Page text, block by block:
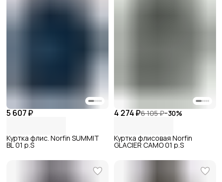
5 607 ₽
Куртка флис. Norfin SUMMIT
BL 01 р.S
4 274 ₽6 105 ₽−30%
Куртка флисовая Norfin
GLACIER CAMO 01 р.S